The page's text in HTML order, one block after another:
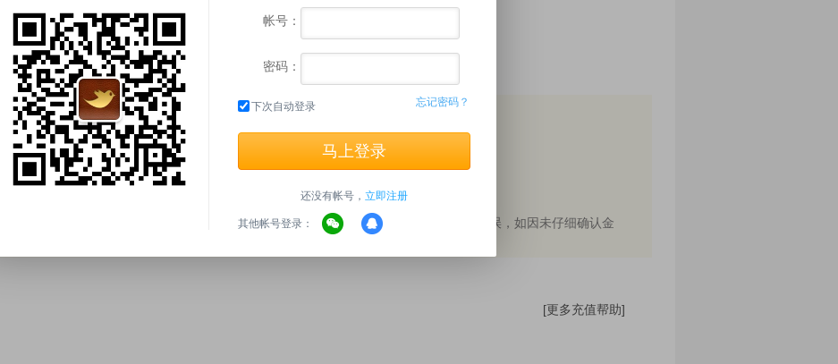
注意这里充值后,可能存在延时的情况请稍微等待1分钟左右再查看你的余额
1、您必须开通了网上银行业务；
2、如果您用信用卡支付，请确认该信用卡的网上交易限额大于等于您的充值金额；
3、请您关闭所有屏蔽弹出窗口之类的功能，否则在线支付将无法继续；
859346939或拨打客服电话：
5、请充值时务必确认好您的充值金额准确无误后再进行充值，避免输错金额导致的失误，如因未仔细确认金
[更多充值帮助]
帐号：
密码：
忘记密码？
下次自动登录
还没有帐号， 立即注册
其他帐号登录：